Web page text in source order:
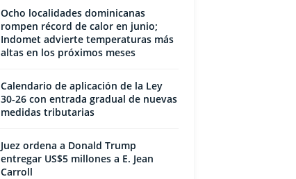
Ocho localidades dominicanas
rompen récord de calor en junio;
Indomet advierte temperaturas más
altas en los próximos meses
Calendario de aplicación de la Ley
30-26 con entrada gradual de nuevas
medidas tributarias
Juez ordena a Donald Trump
entregar US$5 millones a E. Jean
Carroll